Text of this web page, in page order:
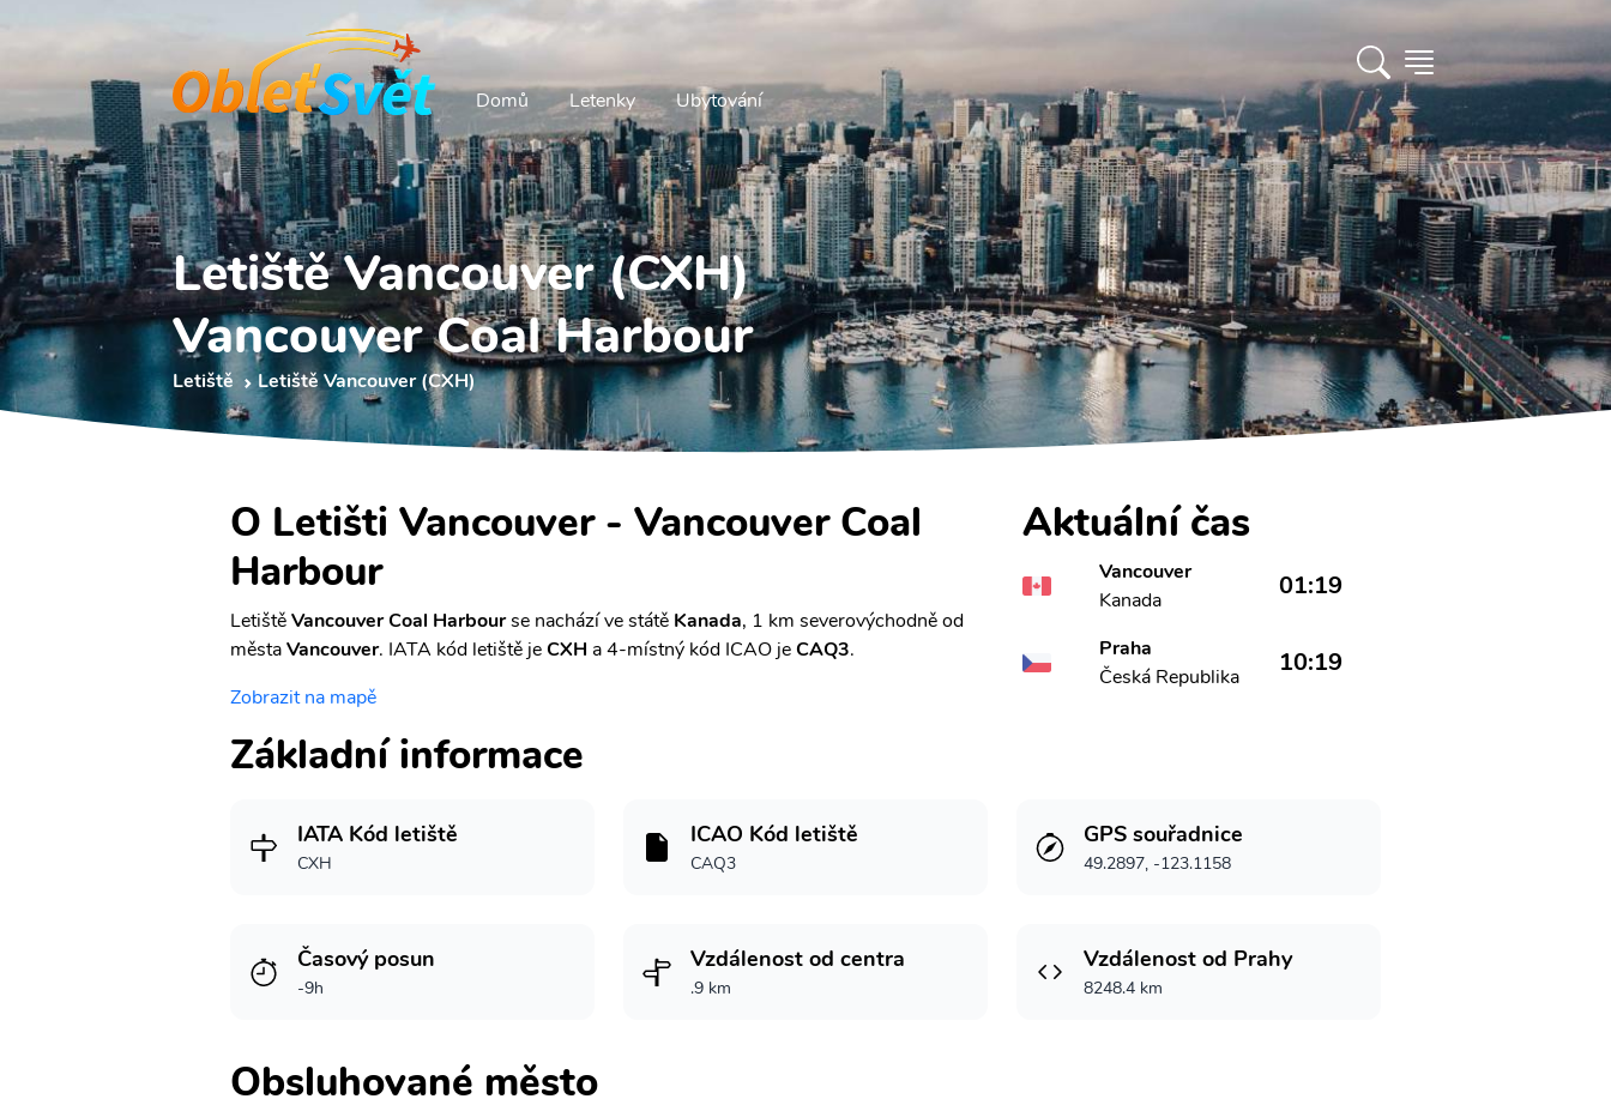
Domů Letenky Ubytování
Letiště Vancouver (CXH)
Vancouver Coal Harbour
Letiště Letiště Vancouver (CXH)
O Letišti Vancouver - Vancouver Coal
Harbour
LetištěVancouver Coal Harbourse nachází ve státě Kanada, 1 km severovýchodně od
městaVancouver. IATA kód letiště jeCXH a 4-místný kód ICAO jeCAQ3.
Zobrazit na mapě
Aktuální čas
Vancouver
Kanada
01:19
Praha
Česká Republika
10:19
Základní informace
IATA Kód letiště
CXH
ICAO Kód letiště
CAQ3
GPS souřadnice
49.2897, -123.1158
Časový posun
-9h
Vzdálenost od centra
.9 km
Vzdálenost od Prahy
8248.4 km
Obsluhované město